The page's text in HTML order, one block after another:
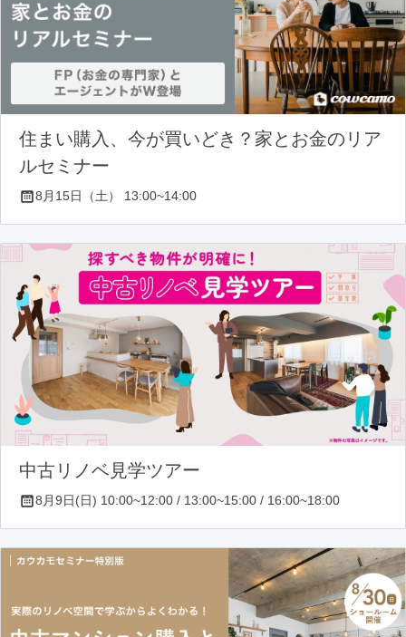
住まい購入、今が買いどき？家とお金のリア
ルセミナー
8月15日（土） 13:00~14:00
中古リノベ見学ツアー
8月9日(日) 10:00~12:00 / 13:00~15:00 / 16:00~18:00